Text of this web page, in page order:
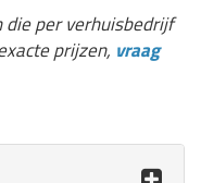
die per verhuisbedrijf
prijzen, vraag